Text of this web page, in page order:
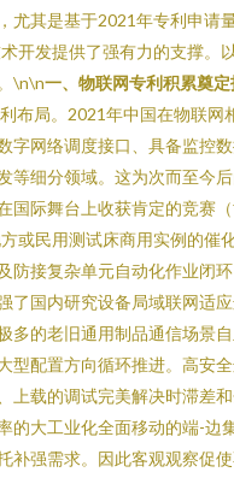
尤其是基于2021年专利申请
开发提供了强有力的支撑。
\n\n一、物联网专利积累奠定
布局。2021年中国在物联网
字网络调度接口、具备监控
等细分领域。这为次而至今
国际舞台上收获肯定的竞赛
或民用测试床商用实例的催
防接复杂单元自动化作业闭
了国内研究设备局域联网适
多的老旧通用制品通信场景
型配置方向循环推进。高安
上载的调试完美解决时滞差
的大工业化全面移动的端-边
补强需求。因此客观观察促